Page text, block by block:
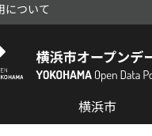
について
横浜市